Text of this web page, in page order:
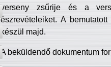
verseny zsűrije és a
észrevételeiket. A
készül majd.
A beküldendő dokumentum